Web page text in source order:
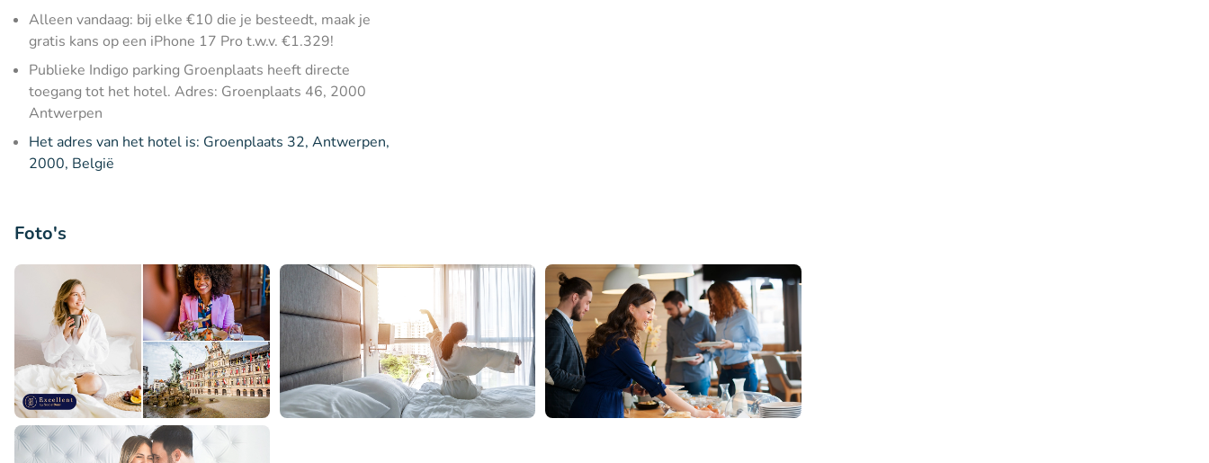
Alleen vandaag: bij elke €10 die je besteedt, maak je
gratis kans op een iPhone 17 Pro t.w.v. €1.329!
Publieke Indigo parking Groenplaats heeft directe
toegang tot het hotel. Adres: Groenplaats 46, 2000
Antwerpen
Het adres van het hotel is: Groenplaats 32, Antwerpen,
2000, België
Foto's